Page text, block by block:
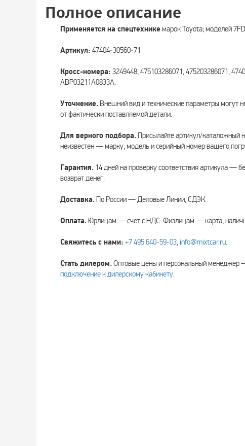
Полное описание
Применяется на спецтехнике марок Toyota; моделей
Артикул: 47404‑30560‑71
Кросс-номера: 3249448, 475103286071, 475203286071,
ABP03211A0833A.
Уточнение.Внешний вид и технические параметры могут
от фактически поставляемой детали.
Для верного подбора.Присылайте артикул/каталожный
неизвестен — марку, модель и серийный номер вашего
Гарантия. 14 дней на проверку соответствия артикула —
возврат денег.
Доставка.По России — Деловые Линии, СДЭК.
Оплата. Юрлицам — счёт с НДС. Физлицам — карта,
Свяжитесь с нами: +7 495 640‑59‑03, info@mixtcar.ru.
Стать дилером.Оптовые цены и персональный менеджер
подключение к дилерскому кабинету.